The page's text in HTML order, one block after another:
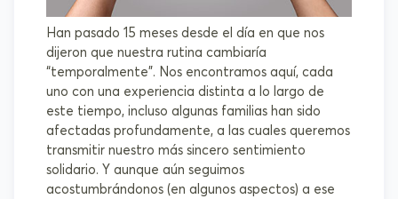
Han pasado 15 meses desde el día en que nos
dijeron que nuestra rutina cambiaría
“temporalmente”. Nos encontramos aquí, cada
uno con una experiencia distinta a lo largo de
este tiempo, incluso algunas familias han sido
afectadas profundamente, a las cuales queremos
transmitir nuestro más sincero sentimiento
solidario. Y aunque aún seguimos
acostumbrándonos (en algunos aspectos) a ese